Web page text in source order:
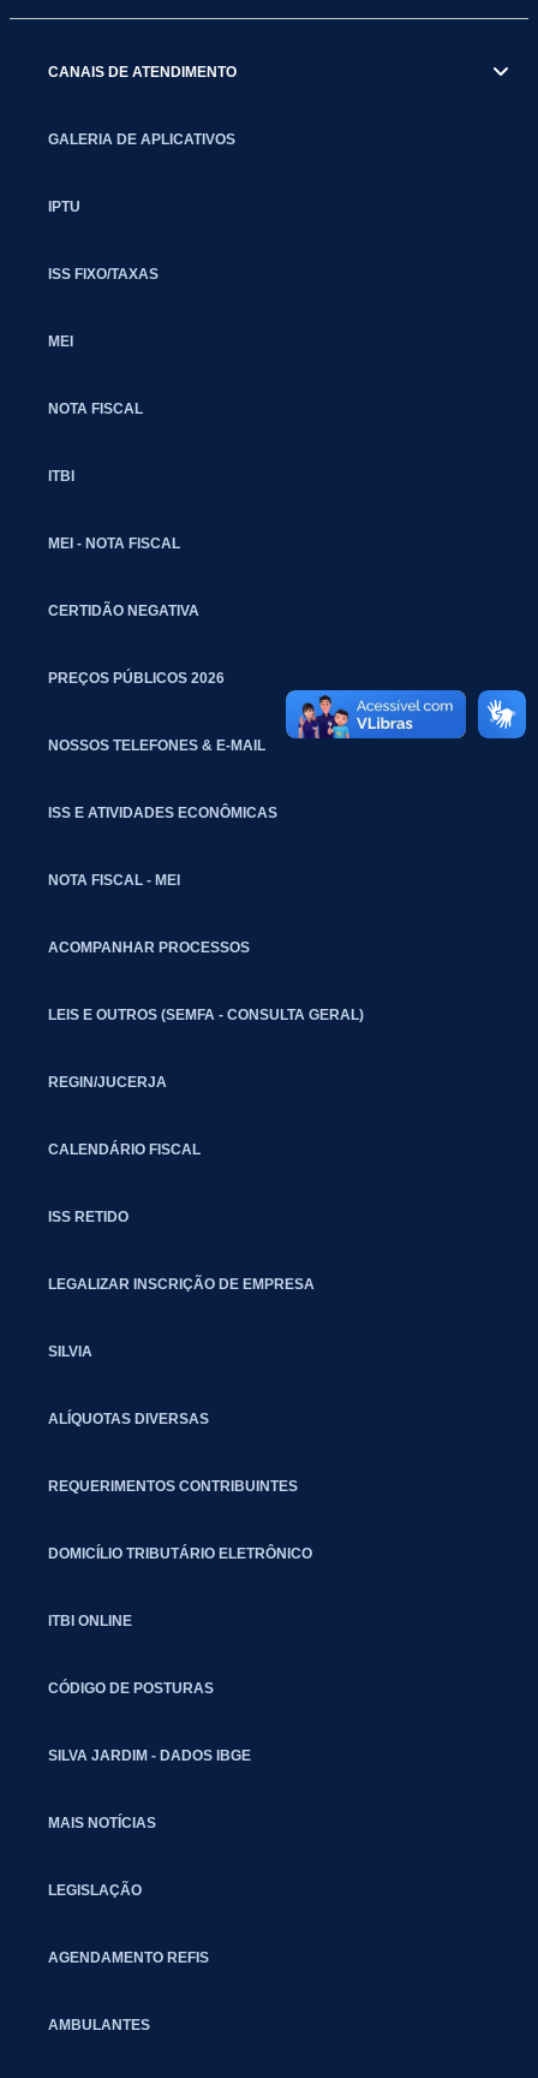
CANAIS DE ATENDIMENTO
GALERIA DE APLICATIVOS
IPTU
ISS FIXO/TAXAS
MEI
NOTA FISCAL
ITBI
MEI - NOTA FISCAL
CERTIDÃO NEGATIVA
PREÇOS PÚBLICOS 2026
NOSSOS TELEFONES & E-MAIL
ISS E ATIVIDADES ECONÔMICAS
NOTA FISCAL - MEI
ACOMPANHAR PROCESSOS
LEIS E OUTROS (SEMFA - CONSULTA GERAL)
REGIN/JUCERJA
CALENDÁRIO FISCAL
ISS RETIDO
LEGALIZAR INSCRIÇÃO DE EMPRESA
SILVIA
ALÍQUOTAS DIVERSAS
REQUERIMENTOS CONTRIBUINTES
DOMICÍLIO TRIBUTÁRIO ELETRÔNICO
ITBI ONLINE
CÓDIGO DE POSTURAS
SILVA JARDIM - DADOS IBGE
MAIS NOTÍCIAS
LEGISLAÇÃO
AGENDAMENTO REFIS
AMBULANTES